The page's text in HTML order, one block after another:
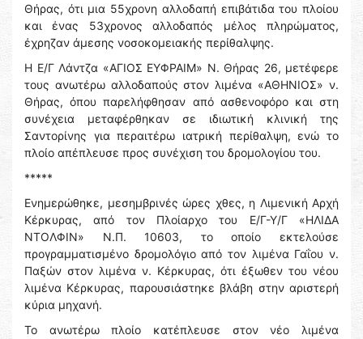
Θήρας, ότι μια 55χρονη αλλοδαπή επιβάτιδα του πλοίου
και ένας 53χρονος αλλοδαπός μέλος πληρώματος,
έχρηζαν άμεσης νοσοκομειακής περίθαλψης.
Η Ε/Γ Λάντζα «ΑΓΙΟΣ ΕΥΦΡΑΙΜ» Ν. Θήρας 26, μετέφερε
τους ανωτέρω αλλοδαπούς στον λιμένα «ΑΘΗΝΙΟΣ» ν.
Θήρας, όπου παρελήφθησαν από ασθενοφόρο και στη
συνέχεια μεταφέρθηκαν σε ιδιωτική κλινική της
Σαντορίνης για περαιτέρω ιατρική περίθαλψη, ενώ το
πλοίο απέπλευσε προς συνέχιση του δρομολογίου του.
*****
Ενημερώθηκε, μεσημβρινές ώρες χθες, η Λιμενική Αρχή
Κέρκυρας, από τον Πλοίαρχο του Ε/Γ-Υ/Γ «ΗΛΙΔΑ
ΝΤΟΛΦΙΝ» Ν.Π. 10603, το οποίο εκτελούσε
προγραμματισμένο δρομολόγιο από τον λιμένα Γαΐου ν.
Παξών στον λιμένα ν. Κέρκυρας, ότι έξωθεν του νέου
λιμένα Κέρκυρας, παρουσιάστηκε βλάβη στην αριστερή
κύρια μηχανή.
Το ανωτέρω πλοίο κατέπλευσε στον νέο λιμένα